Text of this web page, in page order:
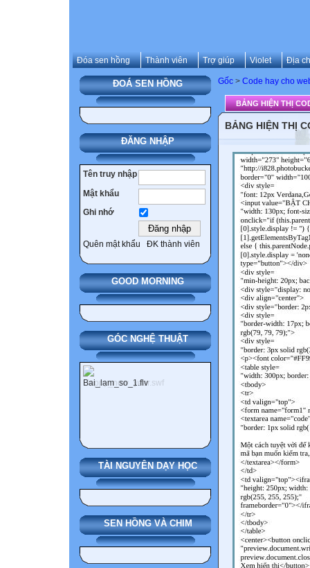
Đóa sen hồng Thành viên Trợ giúp Violet Địa
ĐOÁ SEN HỒNG
ĐĂNG NHẬP
Tên truy nhập
Mật khẩu
Ghi nhớ
Quên mật khẩu ĐK thành viên
GOOD MORNING
GÓC NGHỆ THUẬT
TÀI NGUYÊN DẠY HỌC
SEN HỒNG VÀ CHIM
Gốc > Code hay cho
BẢNG HIỆN THỊ
BẢNG HIỆN THỊ